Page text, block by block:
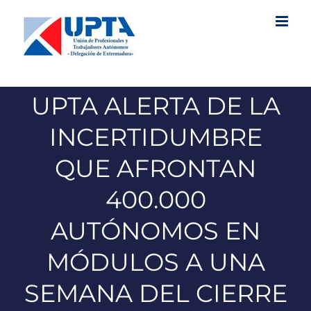
contenido
UPTA ALERTA DE LA
INCERTIDUMBRE
QUE AFRONTAN
400.000
AUTÓNOMOS EN
MÓDULOS A UNA
SEMANA DEL CIERRE